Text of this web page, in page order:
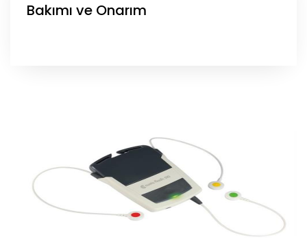
Bakımı ve Onarım